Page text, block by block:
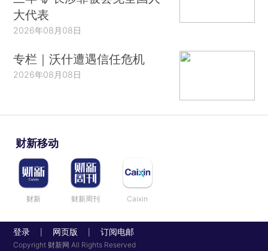
大代表
2026年08月08日
专栏｜沃什遭遇信任危机
2026年08月08日
财新移动
财新 财新周刊 Caixin
登录 网页版 订阅电邮
Copyright 财新网 All Rights Reserved